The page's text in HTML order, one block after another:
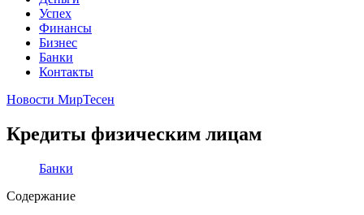
Успех
Финансы
Бизнес
Банки
Контакты
Новости МирТесен
Кредиты физическим лицам
Банки
Содержание